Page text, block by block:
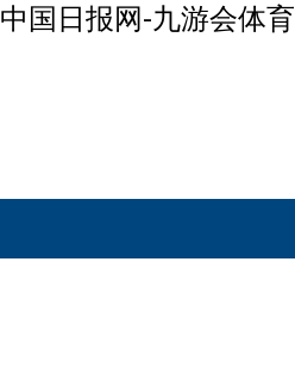
中国日报网-九游会体育